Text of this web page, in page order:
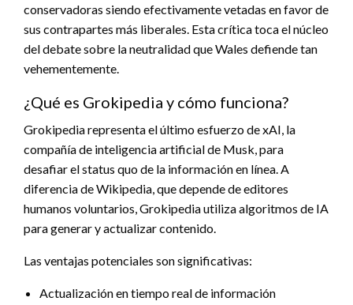
conservadoras siendo efectivamente vetadas en favor de
sus contrapartes más liberales. Esta crítica toca el núcleo
del debate sobre la neutralidad que Wales defiende tan
vehementemente.
¿Qué es Grokipedia y cómo funciona?
Grokipedia representa el último esfuerzo de xAI, la
compañía de inteligencia artificial de Musk, para
desafiar el status quo de la información en línea. A
diferencia de Wikipedia, que depende de editores
humanos voluntarios, Grokipedia utiliza algoritmos de IA
para generar y actualizar contenido.
Las ventajas potenciales son significativas:
Actualización en tiempo real de información